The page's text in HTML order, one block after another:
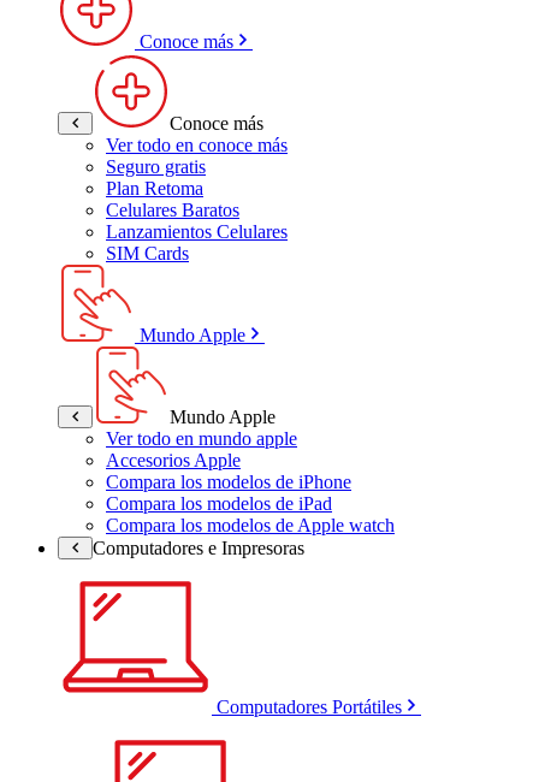
Conoce más
Conoce más
Ver todo en conoce más
Seguro gratis
Plan Retoma
Celulares Baratos
Lanzamientos Celulares
SIM Cards
Mundo Apple
Mundo Apple
Ver todo en mundo apple
Accesorios Apple
Compara los modelos de iPhone
Compara los modelos de iPad
Compara los modelos de Apple watch
Computadores e Impresoras
Computadores Portátiles